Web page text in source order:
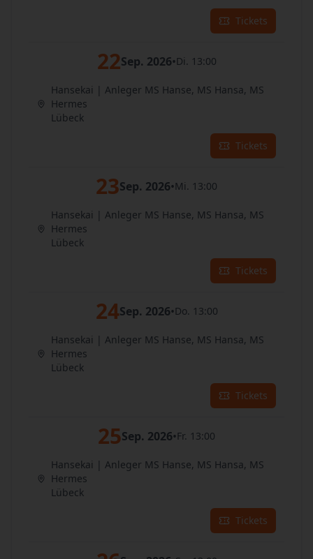
Tickets
22Sep. 2026•Di. 13:00
Hansekai | Anleger MS Hanse, MS Hansa, MS
Hermes
Lübeck
Tickets
23Sep. 2026•Mi. 13:00
Hansekai | Anleger MS Hanse, MS Hansa, MS
Hermes
Lübeck
Tickets
24Sep. 2026•Do. 13:00
Hansekai | Anleger MS Hanse, MS Hansa, MS
Hermes
Lübeck
Tickets
25Sep. 2026•Fr. 13:00
Hansekai | Anleger MS Hanse, MS Hansa, MS
Hermes
Lübeck
Tickets